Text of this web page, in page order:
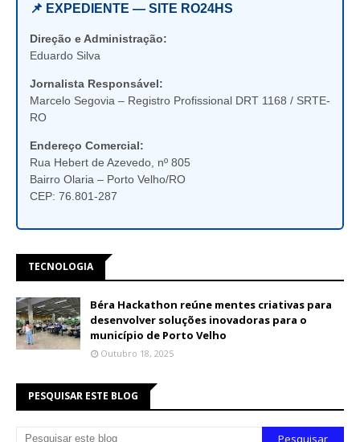
📌 EXPEDIENTE — SITE RO24HS
Direção e Administração:
Eduardo Silva
Jornalista Responsável:
Marcelo Segovia – Registro Profissional DRT 1168 / SRTE-
RO
Endereço Comercial:
Rua Hebert de Azevedo, nº 805
Bairro Olaria – Porto Velho/RO
CEP: 76.801-287
TECNOLOGIA
Béra Hackathon reúne mentes criativas para
desenvolver soluções inovadoras para o
município de Porto Velho
Outubro 18, 2025
PESQUISAR ESTE BLOG